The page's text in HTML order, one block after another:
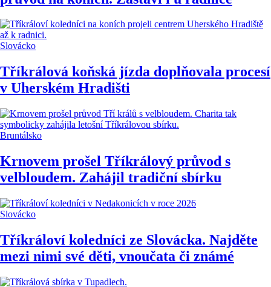
Slovácko
Tříkrálová koňská jízda doplňovala procesí
v Uherském Hradišti
Bruntálsko
Krnovem prošel Tříkrálový průvod s
velbloudem. Zahájil tradiční sbírku
Slovácko
Tříkráloví koledníci ze Slovácka. Najděte
mezi nimi své děti, vnoučata či známé